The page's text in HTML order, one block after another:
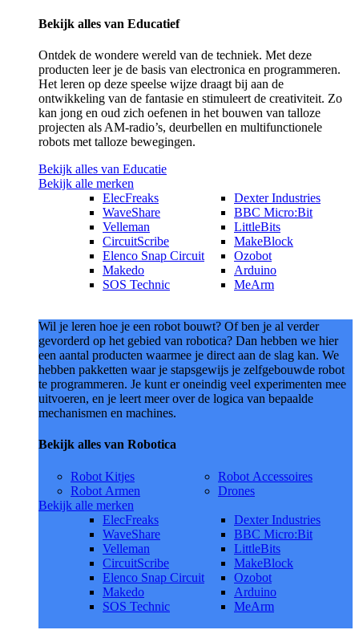
Bekijk alles van Educatief
Ontdek de wondere wereld van de techniek. Met deze
producten leer je de basis van electronica en programmeren.
Het leren op deze speelse wijze draagt bij aan de
ontwikkeling van de fantasie en stimuleert de creativiteit. Zo
kan jong en oud zich oefenen in het bouwen van talloze
projecten als AM-radio’s, deurbellen en multifunctionele
robots met talloze bewegingen.
Bekijk alles van Educatie
Bekijk alle merken
ElecFreaks
WaveShare
Velleman
CircuitScribe
Elenco Snap Circuit
Makedo
SOS Technic
Dexter Industries
BBC Micro:Bit
LittleBits
MakeBlock
Ozobot
Arduino
MeArm
Wil je leren hoe je een robot bouwt? Of ben je al verder
gevorderd op het gebied van robotica? Dan hebben we hier
een aantal producten waarmee je direct aan de slag kan. We
hebben pakketten waar je stapsgewijs je zelfgebouwde robot
te programmeren. Je kunt er oneindig veel experimenten mee
uitvoeren, en je leert meer over de logica van bepaalde
mechanismen en machines.
Bekijk alles van Robotica
Robot Kitjes
Robot Armen
Robot Accessoires
Drones
Bekijk alle merken
ElecFreaks
WaveShare
Velleman
CircuitScribe
Elenco Snap Circuit
Makedo
SOS Technic
Dexter Industries
BBC Micro:Bit
LittleBits
MakeBlock
Ozobot
Arduino
MeArm